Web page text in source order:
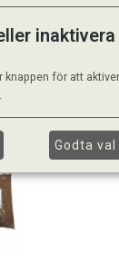
knappen för att
Godta val